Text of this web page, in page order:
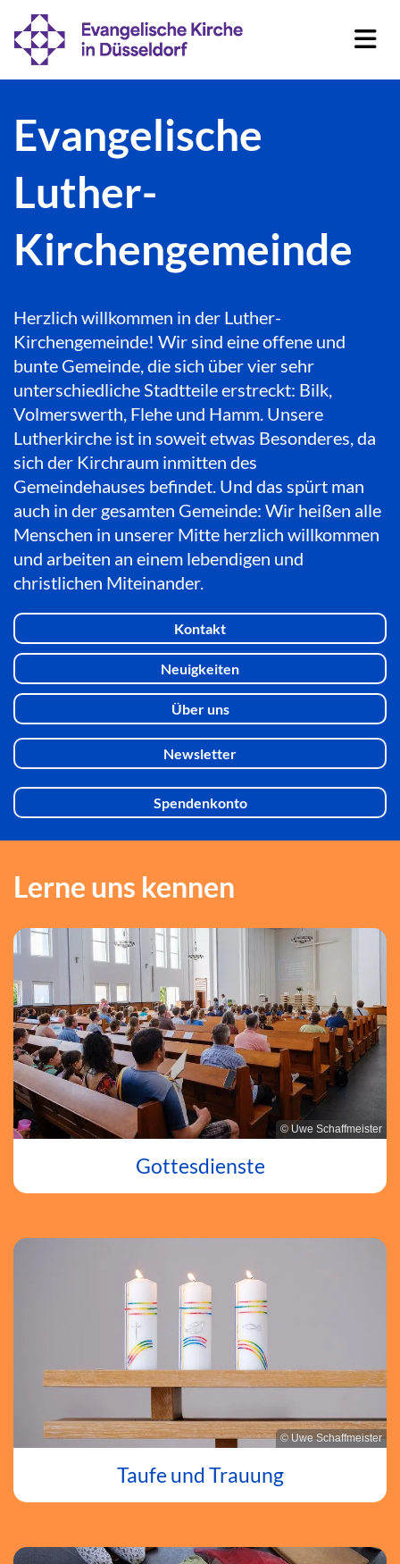
Evangelische
Luther-
Kirchengemeinde
Herzlich willkommen in der Luther-
Kirchengemeinde! Wir sind eine offene und
bunte Gemeinde, die sich über vier sehr
unterschiedliche Stadtteile erstreckt: Bilk,
Volmerswerth, Flehe und Hamm. Unsere
Lutherkirche ist in soweit etwas Besonderes, da
sich der Kirchraum inmitten des
Gemeindehauses befindet. Und das spürt man
auch in der gesamten Gemeinde: Wir heißen alle
Menschen in unserer Mitte herzlich willkommen
und arbeiten an einem lebendigen und
christlichen Miteinander.
Kontakt
Neuigkeiten
Über uns
Newsletter
Spendenkonto
Lerne uns kennen
© Uwe Schaffmeister
Gottesdienste
© Uwe Schaffmeister
Taufe und Trauung